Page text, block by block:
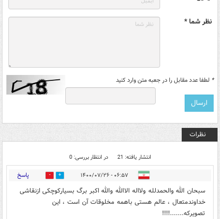
نظر شما *
* لطفا عدد مقابل را در جعبه متن وارد کنید
نظرات
انتشار یافته: 21 در انتظار بررسی: 0
۰۶:۵۷ - ۱۴۰۰/۰۷/۲۶ 2 پاسخ
سبحان الله والحمدلله ولااله الاالله والله اکبر برگ بسیارکوچکی ازنقاشی
خداوندمتعال ، عالم هستی باهمه مخلوقات آن است ، این
تصویرکه.......!!!!